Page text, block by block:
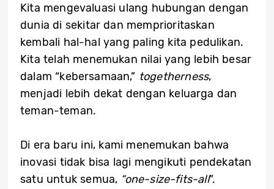
Kita mengevaluasi ulang hubungan dengan
dunia di sekitar dan memprioritaskan
kembali hal-hal yang paling kita pedulikan.
Kita telah menemukan nilai yang lebih besar
dalam “kebersamaan,” togetherness,
menjadi lebih dekat dengan keluarga dan
teman-teman.
Di era baru ini, kami menemukan bahwa
inovasi tidak bisa lagi mengikuti pendekatan
satu untuk semua, “one-size-fits-all”.